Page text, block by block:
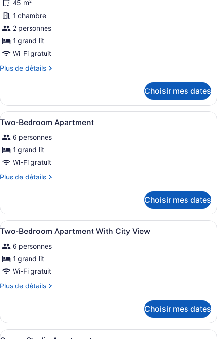
les
photos
pour
ce
type
chambre :
grand
lit
45 m²
1 chambre
2 personnes
1 grand lit
Wi-Fi gratuit
Plus de détails
Plus
Appartement,
grand
Choisir mes dates
Afficher
toutes
les
photos
pour
ce
type
chambre :
Two-
Bedroom
Une chambre d’hôtel avec un
8
Two-Bedroom Apartment
6 personnes
1 grand lit
Wi-Fi gratuit
Plus de détails
Plus
Two-
Bedroom
Apartment
Choisir mes dates
Afficher
toutes
les
photos
pour
ce
type
chambre :
Two-
Une chambre d’hôtel avec un
7
Two-Bedroom Apartment With City View
6 personnes
1 grand lit
Wi-Fi gratuit
Plus de détails
Plus
Two-
Bedroom
Choisir mes dates
Afficher Une chambre moderne avec un